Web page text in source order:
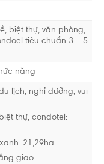
biệt thự, văn phòng,
tiêu chuẩn 3 – 5
năng
lịch, nghỉ dưỡng, vui
thự, condotel:
21,29ha
giao